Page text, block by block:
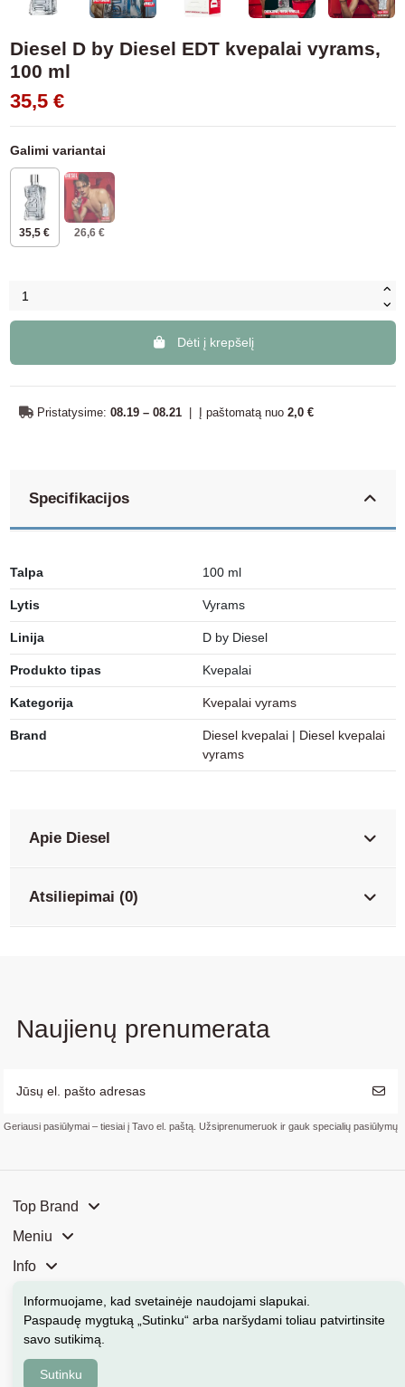
Diesel D by Diesel EDT kvepalai vyrams,
100 ml
35,5 €
Galimi variantai
35,5 € 26,6 €
Dėti į krepšelį
Pristatysime: 08.19 – 08.21 | Į paštomatą nuo 2,0 €
Specifikacijos
Talpa 100 ml
Lytis Vyrams
Linija D by Diesel
Produkto tipas Kvepalai
Kategorija Kvepalai vyrams
Brand Diesel kvepalai | Diesel kvepalai
vyrams
Apie Diesel
Atsiliepimai (0)
Naujienų prenumerata
Geriausi pasiūlymai – tiesiai į Tavo el. paštą. Užsiprenumeruok ir gauk specialių pasiūlymų
Top Brand
Meniu
Info
Mūsų parduotuvės
Kontaktai
Kosmeka.lt © 2026 Visos teisės saugomos
Informuojame, kad svetainėje naudojami slapukai
Paspaudę mygtuką „Sutinku“ arba naršydami toliau patvirtinsite
savo sutikimą.
Sutinku